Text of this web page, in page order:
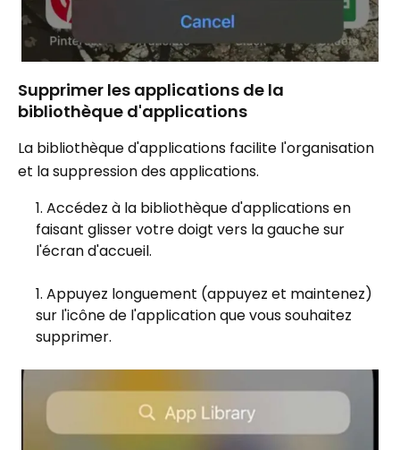
Supprimer les applications de la
bibliothèque d'applications
La bibliothèque d'applications facilite l'organisation
et la suppression des applications.
Accédez à la bibliothèque d'applications en
faisant glisser votre doigt vers la gauche sur
l'écran d'accueil.
Appuyez longuement (appuyez et maintenez)
sur l'icône de l'application que vous souhaitez
supprimer.